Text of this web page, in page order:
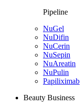
Pipeline
NuGel
NuDifin
NuCerin
NuSepin
NuAreatin
NuPulin
Papiliximab
Beauty Business